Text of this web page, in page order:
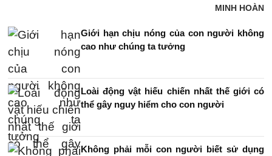
MINH HOÀN
Giới hạn chịu nóng của con người không
cao như chúng ta tưởng
Loài động vật hiếu chiến nhất thế giới có
thể gây nguy hiểm cho con người
Không phải mỗi con người biết sử dụng